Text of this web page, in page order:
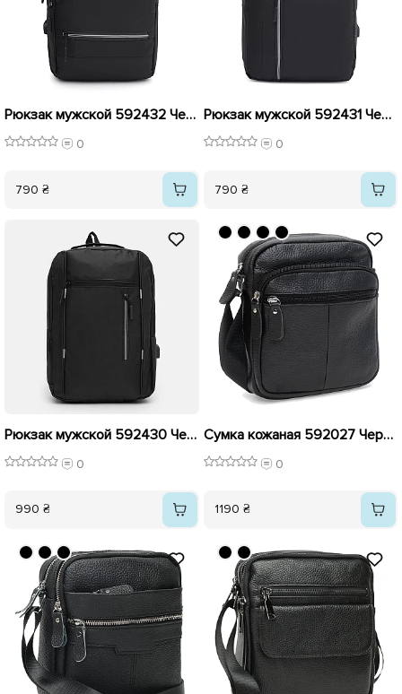
Рюкзак мужской 592432 Черный
0
790 ₴
Рюкзак мужской 592431 Черный
0
790 ₴
Рюкзак мужской 592430 Черный
0
990 ₴
Сумка кожаная 592027 Черная
0
1190 ₴